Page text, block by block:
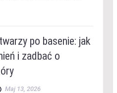
po basenie: jak
i zadbać o
Maj 13, 2026